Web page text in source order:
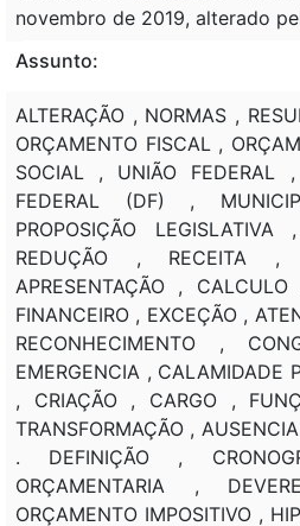
novembro de 2019, alterado
Assunto:
ALTERAÇÃO , NORMAS ,
ORÇAMENTO FISCAL ,
SOCIAL , UNIÃO FEDERAL
FEDERAL (DF) ,
PROPOSIÇÃO
REDUÇÃO , RECEITA ,
APRESENTAÇÃO ,
FINANCEIRO , EXCEÇÃO ,
RECONHECIMENTO ,
EMERGENCIA , CALAMIDADE
, CRIAÇÃO , CARGO ,
TRANSFORMAÇÃO ,
. DEFINIÇÃO ,
ORÇAMENTARIA ,
ORÇAMENTO IMPOSITIVO ,